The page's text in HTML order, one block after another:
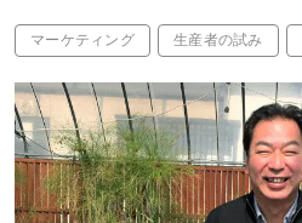
マーケティング 生産者の試み